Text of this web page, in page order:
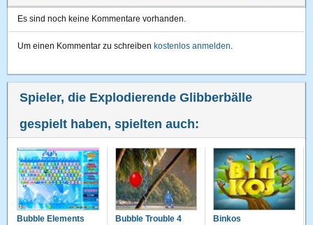
Es sind noch keine Kommentare vorhanden.
Um einen Kommentar zu schreiben kostenlos anmelden.
Spieler, die Explodierende Glibberbälle
gespielt haben, spielten auch:
Bubble Elements Bubble Trouble 4 Binkos